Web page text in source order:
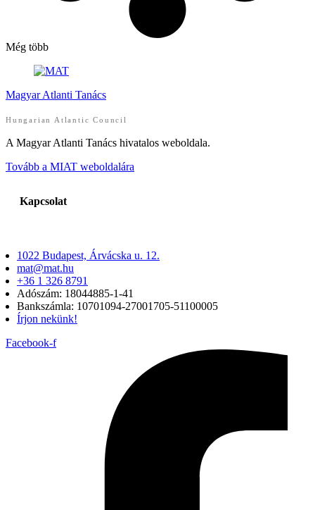
Még több
Magyar Atlanti Tanács
Hungarian Atlantic Council
A Magyar Atlanti Tanács hivatalos weboldala.
Tovább a MIAT weboldalára
Kapcsolat
1022 Budapest, Árvácska u. 12.
mat@mat.hu
+36 1 326 8791
Adószám: 18044885-1-41
Bankszámla: 10701094-27001705-51100005
Írjon nekünk!
Facebook-f